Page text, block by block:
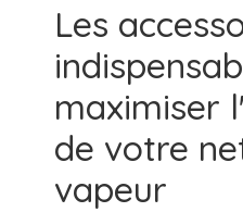
Les
maximiser
de votre
vapeur